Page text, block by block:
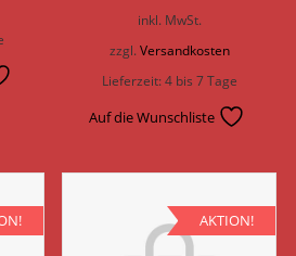
inkl. MwSt.
zzgl.Versandkosten
Lieferzeit:4 bis 7 Tage
Auf die Wunschliste
AKTION!